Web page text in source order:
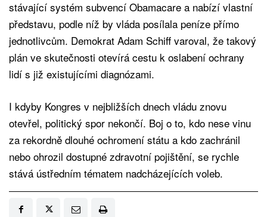
stávající systém subvencí Obamacare a nabízí vlastní
představu, podle níž by vláda posílala peníze přímo
jednotlivcům. Demokrat Adam Schiff varoval, že takový
plán ve skutečnosti otevírá cestu k oslabení ochrany
lidí s již existujícími diagnózami.
I kdyby Kongres v nejbližších dnech vládu znovu
otevřel, politický spor nekončí. Boj o to, kdo nese vinu
za rekordně dlouhé ochromení státu a kdo zachránil
nebo ohrozil dostupné zdravotní pojištění, se rychle
stává ústředním tématem nadcházejících voleb.